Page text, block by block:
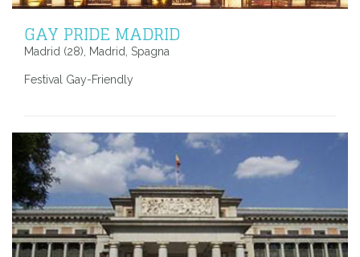
GAY PRIDE MADRID
Madrid (28), Madrid, Spagna
Festival Gay-Friendly